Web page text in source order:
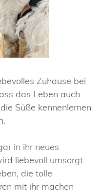
Zuhause bei
das Leben auch
Süße kennenlernen
in ihr neues
liebevoll umsorgt
die tolle
mit ihr machen